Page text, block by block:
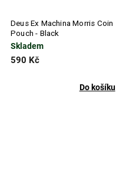
Deus Ex Machina Morris Coin
Pouch - Black
Skladem
590 Kč
Do košíku